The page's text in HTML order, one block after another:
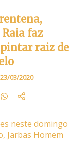
faz
raiz de
23/03/2020
neste domingo
Jarbas Homem